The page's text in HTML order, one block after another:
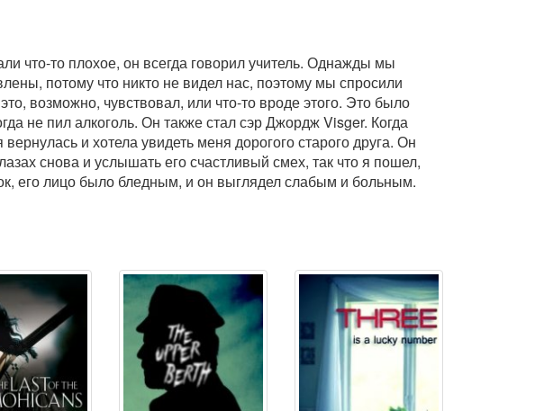
что-то плохое, он всегда говорил учитель. Однажды мы
потому что никто не видел нас, поэтому мы спросили
возможно, чувствовал, или что-то вроде этого. Это было
не пил алкоголь. Он также стал сэр Джордж Visger. Когда
и хотела увидеть меня дорогого старого друга. Он
снова и услышать его счастливый смех, так что я пошел,
его лицо было бледным, и он выглядел слабым и больным.